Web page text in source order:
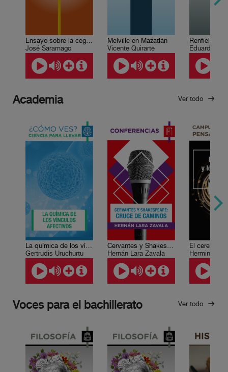
Ensayo sobre la ceguera
José Saramago
Melville en Mazatlán
Vicente Quirarte
Renfield
Academia Ver todo
La química de los vínculos afectivos
Gertrudis Uruchurtu
Cervantes y Shakespeare: cruce de caminos
Hernán Lara Zavala
Herminia
Voces para el bachillerato Ver todo